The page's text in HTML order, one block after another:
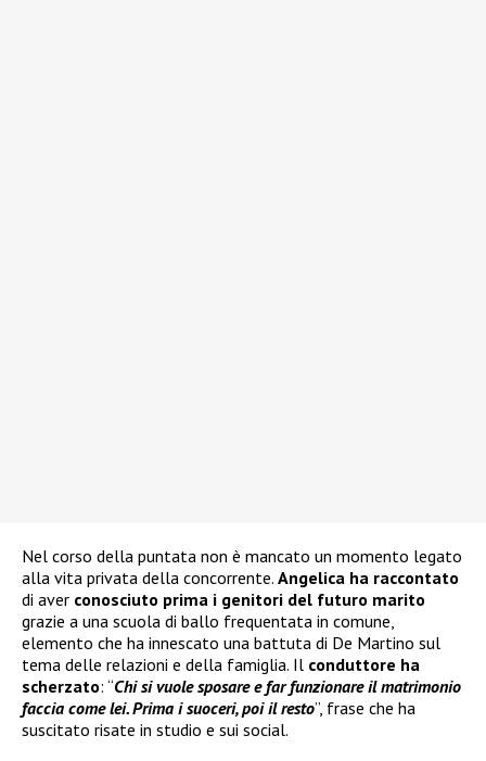
Nel corso della puntata non è mancato un momento legato
alla vita privata della concorrente. Angelica ha raccontato
di aver conosciuto prima i genitori del futuro marito
grazie a una scuola di ballo frequentata in comune,
elemento che ha innescato una battuta di De Martino sul
tema delle relazioni e della famiglia. Il conduttore ha
scherzato: “Chi si vuole sposare e far funzionare il matrimonio
faccia come lei. Prima i suoceri, poi il resto”, frase che ha
suscitato risate in studio e sui social.